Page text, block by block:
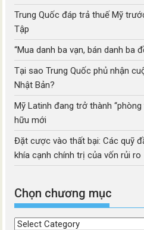
Trung Quốc đáp trả thuế Mỹ
Tập
“Mua danh ba vạn, bán danh ba
Tại sao Trung Quốc phủ nhận
Nhật Bản?
Mỹ Latinh đang trở thành
hữu mới
Đặt cược vào thất bại: Các quỹ
khía cạnh chính trị của vốn rủi ro
Chọn chương mục
Chọn